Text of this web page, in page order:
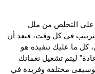
على التخلص من ملل
في كل وقت، فبعد أن
كل ما عليك تنفيذه هو
ليتم تشغيل نغماتك
مختلفة وفريدة في